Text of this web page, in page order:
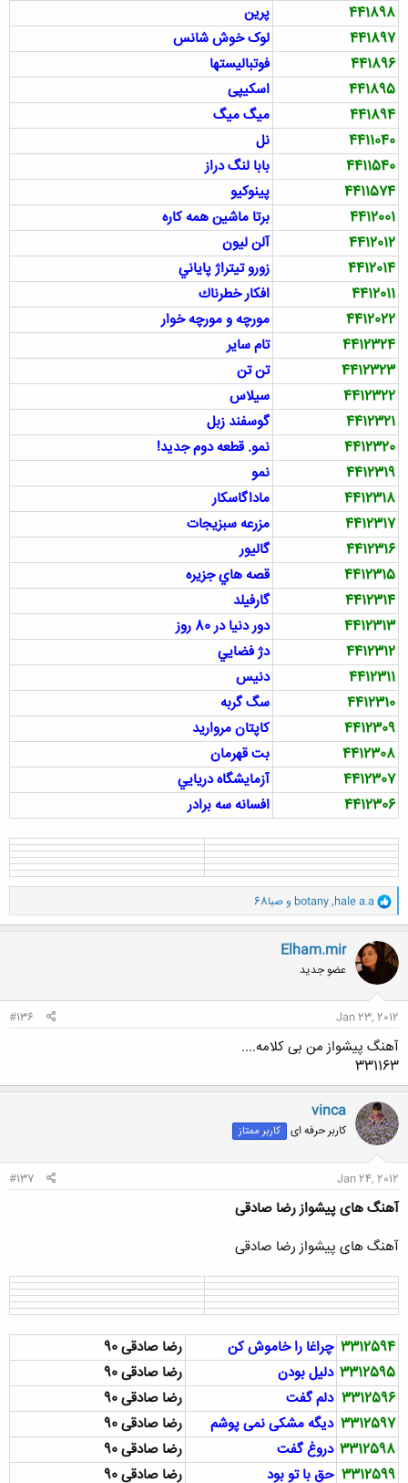
441898
پرین
441897
لوک خوش شانس
441896
فوتبالیستها
441895
اسکیپی
441894
میگ میگ
4411040
نل
4411540
بابا لنگ دراز
4411574
پينوكيو
4412001
برتا ماشين همه كاره
4412012
آلن ليون
4412014
زورو تيتراژ پاياني
4412011
افكار خطرناك
4412022
مورچه و مورچه خوار
4412324
تام ساير
4412323
تن تن
4412322
سيلاس
4412321
گوسفند زبل
4412320
نمو. قطعه دوم جدید!
4412319
نمو
4412318
ماداگاسكار
4412317
مزرعه سبزيجات
4412316
گاليور
4412315
قصه هاي جزيره
4412314
گارفيلد
4412313
دور دنيا در 80 روز
4412312
دژ فضايي
4412311
دنيس
4412310
سگ گربه
4412309
كاپتان مرواريد
4412308
بت قهرمان
4412307
آزمايشگاه دريايي
4412306
افسانه سه برادر
و
ا
ک
ن
ش
ه
ا
hale a.a
,
botany و صبا68
Elham.mir
عضو جدید
Jan 23, 2012
#136
آهنگ پیشواز من بی کلامه....
331163
vinca
کاربر حرفه ای کاربر ممتاز
Jan 24, 2012
#137
آهنگ های پیشواز رضا صادقی
آهنگ های پیشواز رضا صادقی
3312594 چراغا را خاموش کن
رضا صادقی 90
3312595 دلیل بودن
رضا صادقی 90
3312596 دلم گفت
رضا صادقی 90
3312597 دیگه مشکی نمی پوشم
رضا صادقی 90
3312598 دروغ گفت
رضا صادقی 90
3312599 حق با تو بود رضا صادقی 90